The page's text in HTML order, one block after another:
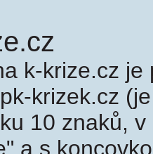
k-krize.cz
krizek.cz
10 znaků,
a s